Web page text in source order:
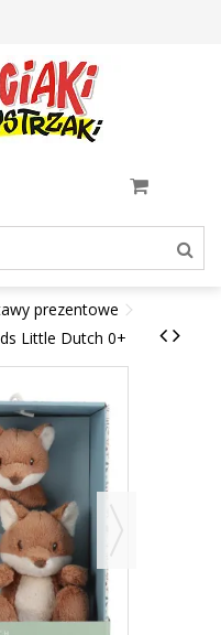
prezentowe
Little Dutch 0+